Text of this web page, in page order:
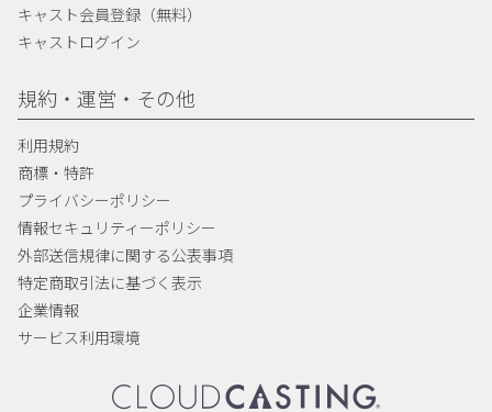
キャスト会員登録（無料）
キャストログイン
規約・運営・その他
利用規約
商標・特許
プライバシーポリシー
情報セキュリティーポリシー
外部送信規律に関する公表事項
特定商取引法に基づく表示
企業情報
サービス利用環境